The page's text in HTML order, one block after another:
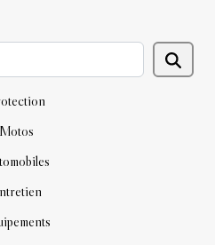
Motos